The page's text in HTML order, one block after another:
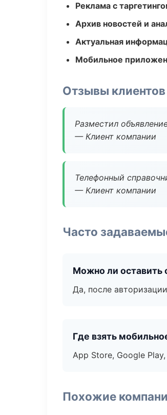
Реклама с
Архив новостей и
Актуальная
Мобильное
Отзывы клиентов
Разместил
— Клиент компании
Телефонный
— Клиент компании
Часто
Можно ли оставить
Да, после
Где взять
App Store, Google
Похожие